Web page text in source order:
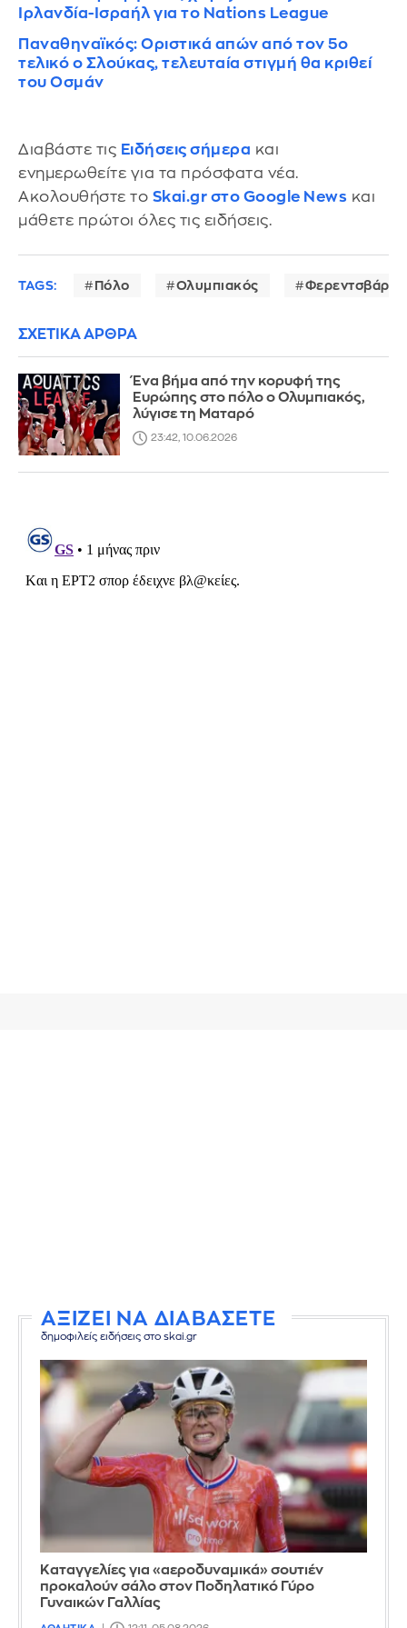
Ιρλανδία-Ισραήλ για το Nations League
Παναθηναϊκός: Οριστικά απών από τον 5ο
τελικό ο Σλούκας, τελευταία στιγμή θα κριθεί
του Οσμάν
Διαβάστε τις Ειδήσεις σήμερα και
ενημερωθείτε για τα πρόσφατα νέα.
Ακολουθήστε το Skai.gr στο Google News και
μάθετε πρώτοι όλες τις ειδήσεις.
TAGS: Πόλο Ολυμπιακός Φερεντσβάρος
ΣΧΕΤΙΚΑ ΑΡΘΡΑ
Ένα βήμα από την κορυφή της
Ευρώπης στο πόλο ο Ολυμπιακός,
λύγισε τη Ματαρό
23:42, 10.06.2026
ΑΞΙΖΕΙ ΝΑ ΔΙΑΒΑΣΕΤΕ
δημοφιλείς ειδήσεις στο skai.gr
Καταγγελίες για «αεροδυναμικά» σουτιέν
προκαλούν σάλο στον Ποδηλατικό Γύρο
Γυναικών Γαλλίας